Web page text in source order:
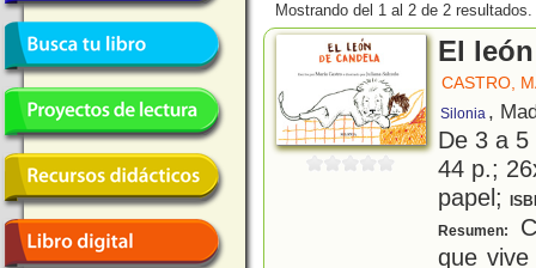
Mostrando del 1 al 2 de 2 resultados.
El
CASTRO,
Silonia ,
De 3 a
44 p.;
papel;
Resumen:
que